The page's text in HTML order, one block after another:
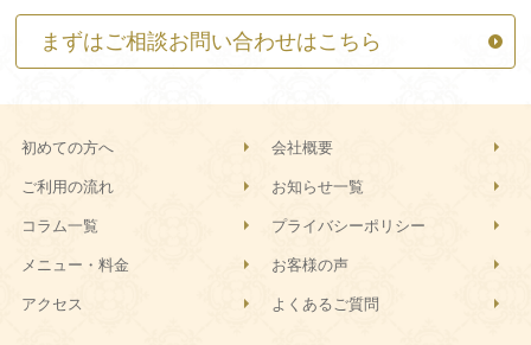
まずはご相談お問い合わせはこちら
初めての方へ 会社概要
ご利用の流れ お知らせ一覧
コラム一覧 プライバシーポリシー
メニュー・料金 お客様の声
アクセス よくあるご質問